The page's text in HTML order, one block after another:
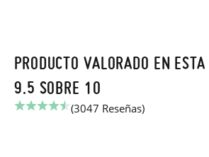
PRODUCTO VALORADO EN
9.5 SOBRE 10
(3047 Reseñas)